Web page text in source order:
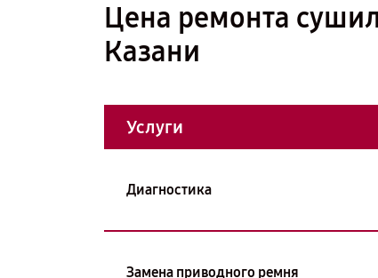
Цена ремонта
Казани
Услуги
Диагностика
Замена приводного ремня